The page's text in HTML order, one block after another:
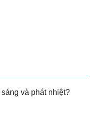
và phát nhiệt?